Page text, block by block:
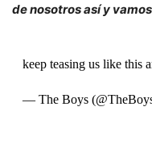
de nosotros así y
keep teasing us like this
— The Boys